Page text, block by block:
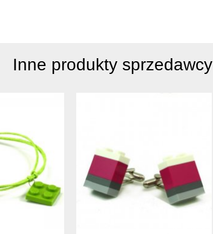
Inne produkty sprzedawcy